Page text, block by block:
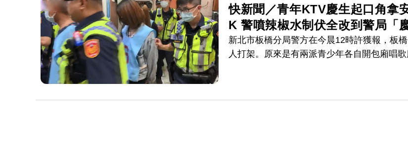
快新聞／青年KTV慶生起口角拿
K 警噴辣椒水制伏全改到警局「
新北市板橋分局警方在今晨12時許獲報，板
人打架。原來是有兩派青少年各自開包廂唱